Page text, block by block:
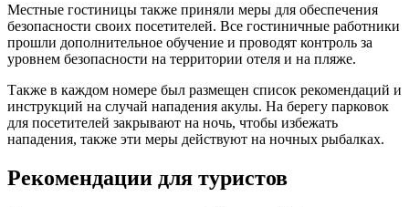
Местные гостиницы также приняли меры для обеспечения
безопасности своих посетителей. Все гостиничные работники
прошли дополнительное обучение и проводят контроль за
уровнем безопасности на территории отеля и на пляже.
Также в каждом номере был размещен список рекомендаций и
инструкций на случай нападения акулы. На берегу парковок
для посетителей закрывают на ночь, чтобы избежать
нападения, также эти меры действуют на ночных рыбалках.
Рекомендации для туристов